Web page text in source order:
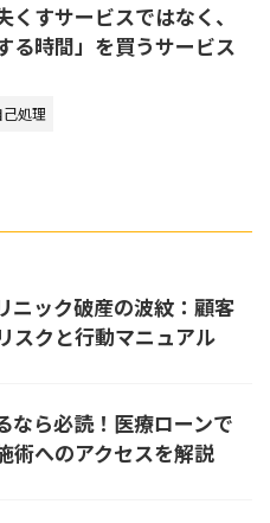
くすサービスではなく、
る時間」を買うサービス
己処理
ニック破産の波紋：顧客
スクと行動マニュアル
なら必読！医療ローンで
術へのアクセスを解説